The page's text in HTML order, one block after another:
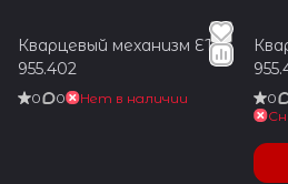
Кварцевый механизм ETA
955.402
0 0 Нет в наличии 0